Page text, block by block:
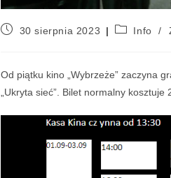
30 sierpnia 2023 Info /
Od piątku kino „Wybrzeże” zaczyna
„Ukryta sieć”. Bilet normalny kosztuje